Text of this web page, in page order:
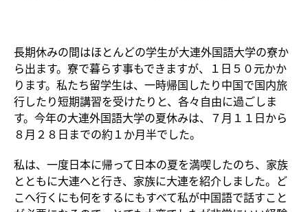
長期休みの間はほとんどの学生が大連外国語大学の寮か
ら出ます。寮で暮らす事もできますが、１日５０元かか
ります。私たち留学生は、一時帰国したり中国で国内旅
行したり短期講習を受けたりと、各々自由に過ごしま
す。今年の大連外国語大学の夏休みは、７月１１日から
８月２８日までの約１か月半でした。
私は、一度日本に帰って日本の夏を満喫したのち、家族
とともに大連へと行き、家族に大連を紹介しました。ど
こへ行くにも何をするにもすべて私が中国語で話すこと